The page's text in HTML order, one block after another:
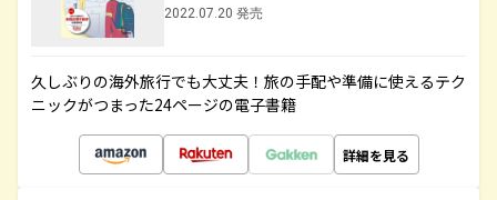
2022.07.20 発売
久しぶりの海外旅行でも大丈夫！旅の手配や準備に使えるテク
ニックがつまった24ページの電子書籍
詳細を見る